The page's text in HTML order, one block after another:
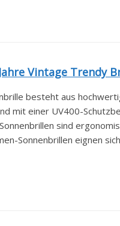
Vintage Trendy
besteht aus
mit einer UV400-
sind
Sonnenbrillen eignen